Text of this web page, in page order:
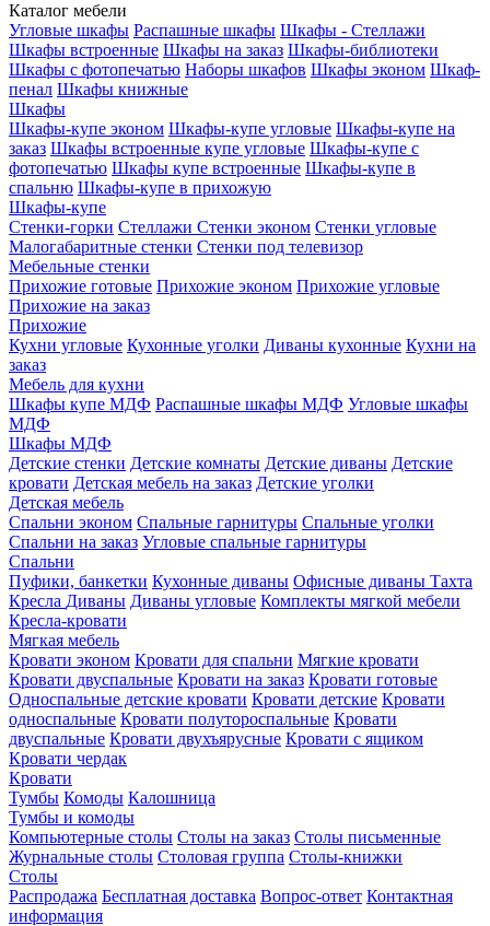
Каталог мебели
Угловые шкафы Распашные шкафы Шкафы - Стеллажи
Шкафы встроенные Шкафы на заказ Шкафы-библиотеки
Шкафы с фотопечатью Наборы шкафов Шкафы эконом Шкаф-
пенал Шкафы книжные
Шкафы
Шкафы-купе эконом Шкафы-купе угловые Шкафы-купе на
заказ Шкафы встроенные купе угловые Шкафы-купе с
фотопечатью Шкафы купе встроенные Шкафы-купе в
спальню Шкафы-купе в прихожую
Шкафы-купе
Стенки-горки Стеллажи Стенки эконом Стенки угловые
Малогабаритные стенки Стенки под телевизор
Мебельные стенки
Прихожие готовые Прихожие эконом Прихожие угловые
Прихожие на заказ
Прихожие
Кухни угловые Кухонные уголки Диваны кухонные Кухни на
заказ
Мебель для кухни
Шкафы купе МДФ Распашные шкафы МДФ Угловые шкафы
МДФ
Шкафы МДФ
Детские стенки Детские комнаты Детские диваны Детские
кровати Детская мебель на заказ Детские уголки
Детская мебель
Спальни эконом Спальные гарнитуры Спальные уголки
Спальни на заказ Угловые спальные гарнитуры
Спальни
Пуфики, банкетки Кухонные диваны Офисные диваны Тахта
Кресла Диваны Диваны угловые Комплекты мягкой мебели
Кресла-кровати
Мягкая мебель
Кровати эконом Кровати для спальни Мягкие кровати
Кровати двуспальные Кровати на заказ Кровати готовые
Односпальные детские кровати Кровати детские Кровати
односпальные Кровати полутороспальные Кровати
двуспальные Кровати двухъярусные Кровати с ящиком
Кровати чердак
Кровати
Тумбы Комоды Калошница
Тумбы и комоды
Компьютерные столы Столы на заказ Столы письменные
Журнальные столы Столовая группа Столы-книжки
Столы
Распродажа Бесплатная доставка Вопрос-ответ Контактная
информация